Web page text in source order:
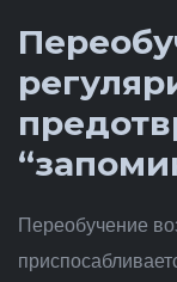
Переобучение